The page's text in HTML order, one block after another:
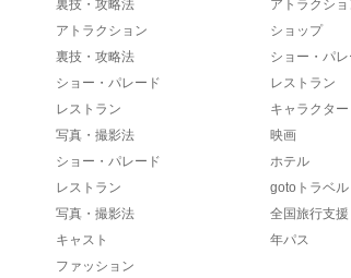
裏技・攻略法
アトラクション
裏技・攻略法
ショー・パレード
レストラン
写真・撮影法
ショー・パレード
レストラン
写真・撮影法
キャスト
ファッション
アトラクシ
ショップ
ショー・パ
レストラン
キャラクター
映画
ホテル
gotoトラベル
全国旅行支援
年パス